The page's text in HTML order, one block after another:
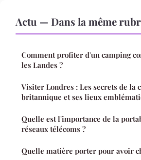
Actu — Dans la même
Comment profiter d'un camping
les Landes ?
Visiter Londres : Les secrets de la
britannique et ses lieux
Quelle est l'importance de la
réseaux télécoms ?
Quelle matière porter pour avoir